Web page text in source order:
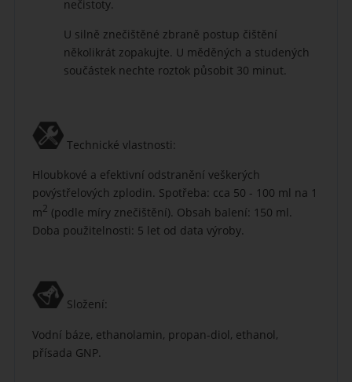
nečistoty.
U silně znečištěné zbraně postup čištění
několikrát zopakujte. U měděných a studených
součástek nechte roztok působit 30 minut.
Technické vlastnosti:
Hloubkové a efektivní odstranění veškerých
povýstřelových zplodin. Spotřeba: cca 50 - 100 ml na 1
m2 (podle míry znečištění). Obsah balení: 150 ml.
Doba použitelnosti: 5 let od data výroby.
Složení:
Vodní báze, ethanolamin, propan-diol, ethanol,
přísada GNP.